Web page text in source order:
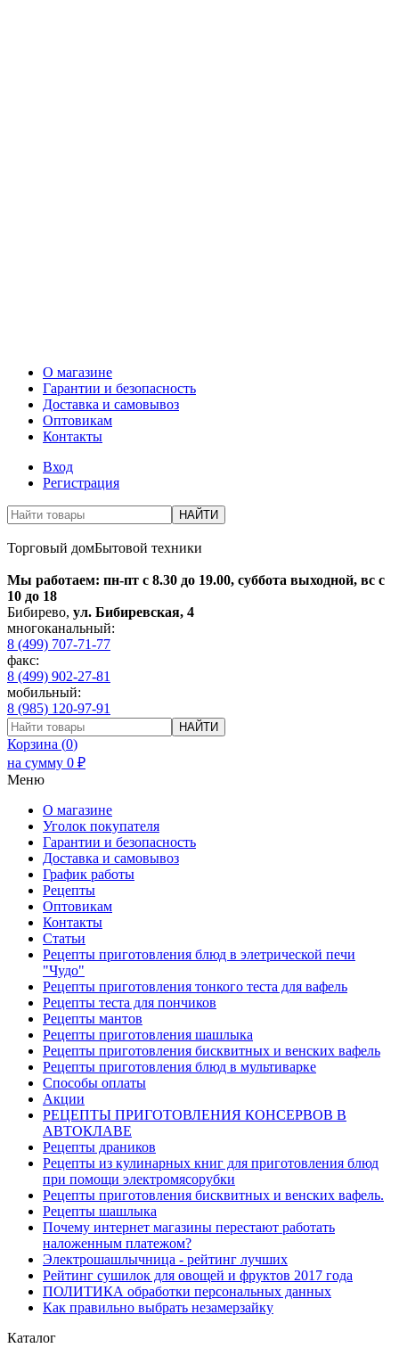
О магазине
Гарантии и безопасность
Доставка и самовывоз
Оптовикам
Контакты
Вход
Регистрация
НАЙТИ
Торговый домБытовой техники
Мы работаем: пн-пт с 8.30 до 19.00, суббота выходной, вс с
10 до 18
Бибирево, ул. Бибиревская, 4
многоканальный:
8 (499) 707-71-77
факс:
8 (499) 902-27-81
мобильный:
8 (985) 120-97-91
НАЙТИ
Корзина (0)
на сумму 0 ₽
Меню
О магазине
Уголок покупателя
Гарантии и безопасность
Доставка и самовывоз
График работы
Рецепты
Оптовикам
Контакты
Статьи
Рецепты приготовления блюд в элетрической печи
"Чудо"
Рецепты приготовления тонкого теста для вафель
Рецепты теста для пончиков
Рецепты мантов
Рецепты приготовления шашлыка
Рецепты приготовления бисквитных и венских вафель
Рецепты приготовления блюд в мультиварке
Способы оплаты
Акции
РЕЦЕПТЫ ПРИГОТОВЛЕНИЯ КОНСЕРВОВ В
АВТОКЛАВЕ
Рецепты драников
Рецепты из кулинарных книг для приготовления блюд
при помощи электромясорубки
Рецепты приготовления бисквитных и венских вафель.
Рецепты шашлыка
Почему интернет магазины перестают работать
наложенным платежом?
Электрошашлычница - рейтинг лучших
Рейтинг сушилок для овощей и фруктов 2017 года
ПОЛИТИКА обработки персональных данных
Как правильно выбрать незамерзайку
Каталог